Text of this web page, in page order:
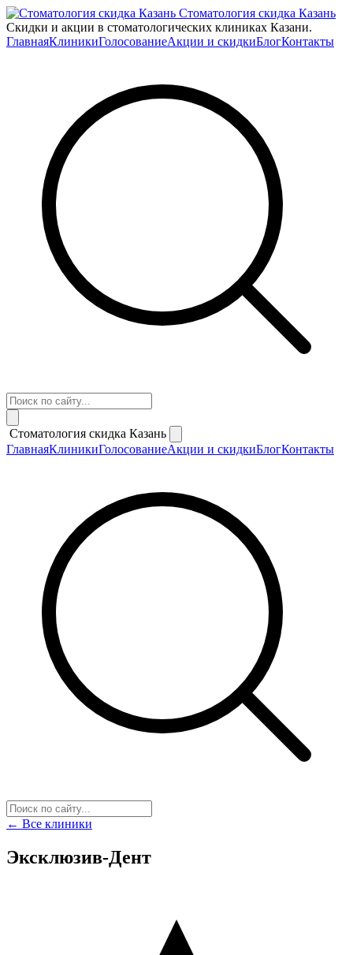
Стоматология скидка Казань
Скидки и акции в стоматологических клиниках Казани.
ГлавнаяКлиникиГолосованиеАкции и скидкиБлогКонтакты
Стоматология скидка Казань
ГлавнаяКлиникиГолосованиеАкции и скидкиБлогКонтакты
← Все клиники
Эксклюзив-Дент